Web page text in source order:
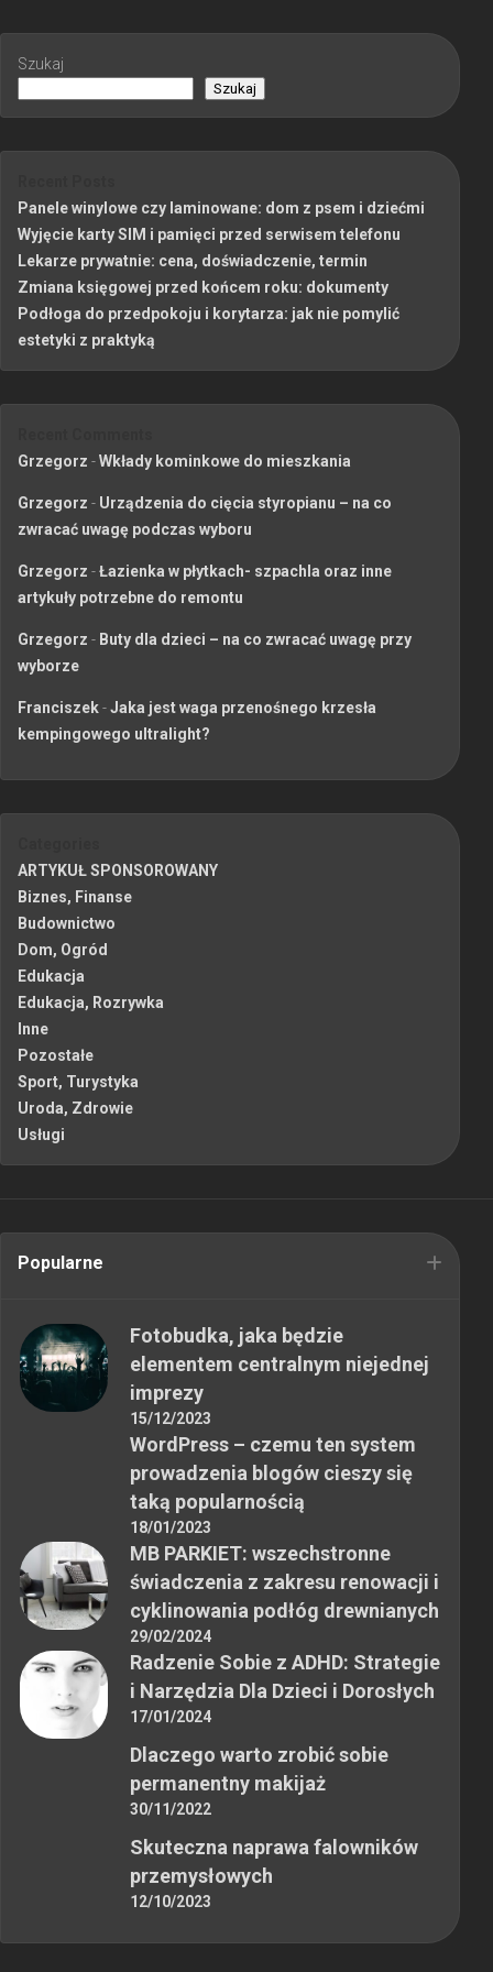
Szukaj
Szukaj
Panele winylowe czy laminowane: dom z psem i dziećmi
Wyjęcie karty SIM i pamięci przed serwisem telefonu
Lekarze prywatnie: cena, doświadczenie, termin
Zmiana księgowej przed końcem roku: dokumenty
Podłoga do przedpokoju i korytarza: jak nie pomylić
estetyki z praktyką
Grzegorz -Wkłady kominkowe do mieszkania
Grzegorz - Urządzenia do cięcia styropianu – na co
zwracać uwagę podczas wyboru
Grzegorz -Łazienka w płytkach- szpachla oraz inne
artykuły potrzebne do remontu
Grzegorz - Buty dla dzieci – na co zwracać uwagę przy
wyborze
Franciszek-Jaka jest waga przenośnego krzesła
kempingowego ultralight?
ARTYKUŁ SPONSOROWANY
Biznes, Finanse
Budownictwo
Dom, Ogród
Edukacja
Edukacja, Rozrywka
Inne
Pozostałe
Sport, Turystyka
Uroda, Zdrowie
Usługi
Popularne
Fotobudka, jaka będzie
elementem centralnym niejednej
imprezy
15/12/2023
WordPress – czemu ten system
prowadzenia blogów cieszy się
taką popularnością
18/01/2023
MB PARKIET: wszechstronne
świadczenia z zakresu renowacji i
cyklinowania podłóg drewnianych
29/02/2024
Radzenie Sobie z ADHD: Strategie
i Narzędzia Dla Dzieci i Dorosłych
17/01/2024
Dlaczego warto zrobić sobie
permanentny makijaż
30/11/2022
Skuteczna naprawa falowników
przemysłowych
12/10/2023